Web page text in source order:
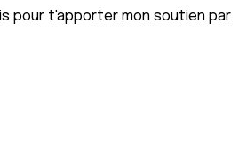
pour t'apporter mon soutien par